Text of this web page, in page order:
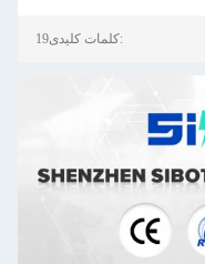
19کلمات کلیدی: